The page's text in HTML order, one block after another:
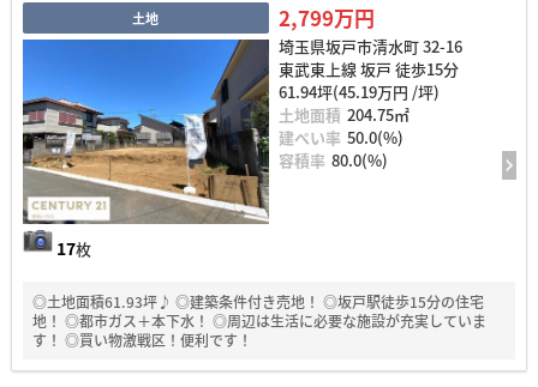
土地
17枚
2,799万円
埼玉県坂戸市清水町 32-16
東武東上線 坂戸 徒歩15分
61.94坪(45.19万円 /坪)
土地面積 204.75㎡
建ぺい率 50.0(%)
容積率 80.0(%)
◎土地面積61.93坪♪ ◎建築条件付き売地！ ◎坂戸駅徒歩15分の住宅
地！ ◎都市ガス＋本下水！ ◎周辺は生活に必要な施設が充実していま
す！ ◎買い物激戦区！便利です！